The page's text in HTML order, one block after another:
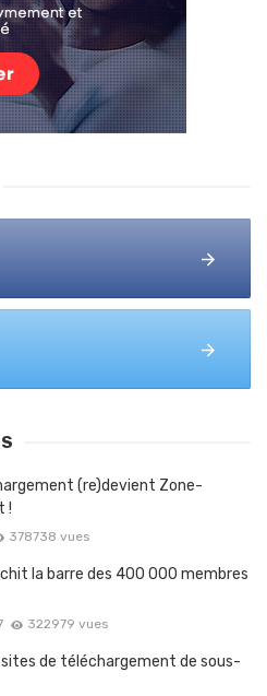
(re)devient Zone-
!
378738 vues
la barre des 400 000 membres
322979 vues
sites de téléchargement de sous-